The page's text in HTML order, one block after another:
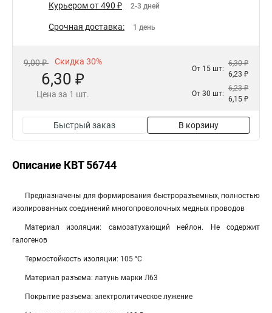
Курьером от 490 ₽ 2-3 дней
Срочная доставка: 1 день
9,00 ₽ Скидка 30%
6,30 ₽
Цена за 1 шт.
От 15 шт:
6,30 ₽
6,23 ₽
От 30 шт:
6,23 ₽
6,15 ₽
Быстрый заказ В корзину
Описание КВТ 56744
Предназначены для формирования быстроразъемных, полностью
изолированных соединений многопроволочных медных проводов
Материал изоляции: самозатухающий нейлон. Не содержит
галогенов
Термостойкость изоляции: 105 °C
Материал разъема: латунь марки Л63
Покрытие разъема: электролитическое лужение